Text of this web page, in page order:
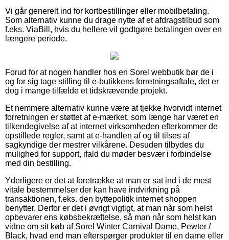
Vi går generelt ind for kortbestillinger eller mobilbetaling.
Som alternativ kunne du drage nytte af et afdragstilbud som
f.eks. ViaBill, hvis du hellere vil godtgøre betalingen over en
længere periode.
Forud for at nogen handler hos en Sorel webbutik bør de i
og for sig tage stilling til e-butikkens forretningsaftale, det er
dog i mange tilfælde et tidskrævende projekt.
Et nemmere alternativ kunne være at tjekke hvorvidt internet
forretningen er støttet af e-mærket, som længe har været en
tilkendegivelse af at internet virksomheden efterkommer de
opstillede regler, samt at e-handlen af og til tilses af
sagkyndige der mestrer vilkårene. Desuden tilbydes du
mulighed for support, ifald du møder besvær i forbindelse
med din bestilling.
Yderligere er det at foretrække at man er sat ind i de mest
vitale bestemmelser der kan have indvirkning på
transaktionen, f.eks. den byttepolitik internet shoppen
benytter. Derfor er det i øvrigt vigtigt, at man når som helst
opbevarer ens købsbekræftelse, så man når som helst kan
vidne om sit køb af Sorel Winter Carnival Dame, Pewter /
Black, hvad end man efterspørger produkter til en dame eller